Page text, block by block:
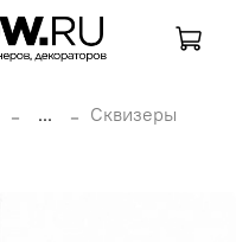
... Сквизеры